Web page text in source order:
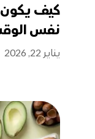
كيف
نفس
يناير 22, 2026